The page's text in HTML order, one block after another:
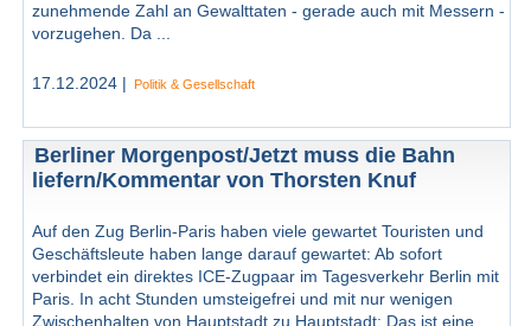
zunehmende Zahl an Gewalttaten - gerade auch mit Messern -
vorzugehen. Da ...
17.12.2024 | Politik & Gesellschaft
Berliner Morgenpost/Jetzt muss die Bahn
liefern/Kommentar von Thorsten Knuf
Auf den Zug Berlin-Paris haben viele gewartet Touristen und
Geschäftsleute haben lange darauf gewartet: Ab sofort
verbindet ein direktes ICE-Zugpaar im Tagesverkehr Berlin mit
Paris. In acht Stunden umsteigefrei und mit nur wenigen
Zwischenhalten von Hauptstadt zu Hauptstadt: Das ist eine